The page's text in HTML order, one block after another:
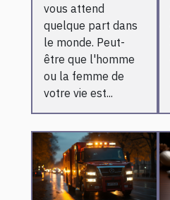
vous attend
quelque part dans
le monde. Peut-
être que l'homme
ou la femme de
votre vie est...